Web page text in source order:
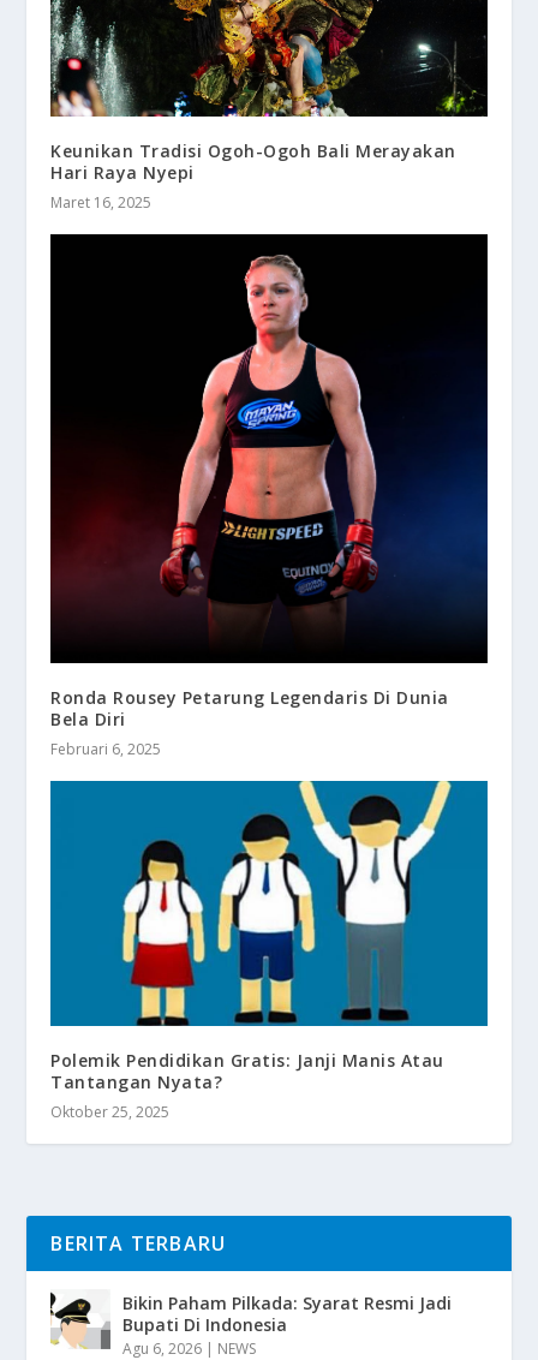
Keunikan Tradisi Ogoh-Ogoh Bali Merayakan
Hari Raya Nyepi
Maret 16, 2025
Ronda Rousey Petarung Legendaris Di Dunia
Bela Diri
Februari 6, 2025
Polemik Pendidikan Gratis: Janji Manis Atau
Tantangan Nyata?
Oktober 25, 2025
BERITA TERBARU
Bikin Paham Pilkada: Syarat Resmi Jadi
Bupati Di Indonesia
Agu 6, 2026 | NEWS